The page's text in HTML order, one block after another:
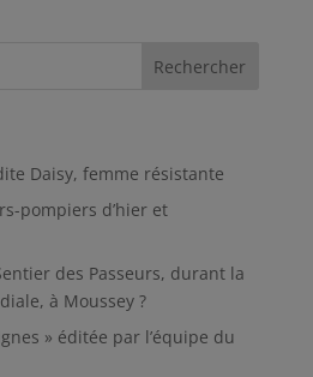
Daisy, femme résistante
pompiers d’hier et
des Passeurs, durant la
à Moussey ?
» éditée par l’équipe du